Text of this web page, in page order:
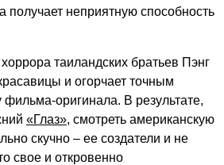
получает неприятную способность
таиландских братьев Пэнг
и огорчает точным
оригинала. В результате,
«Глаз», смотреть американскую
скучно – ее создатели и не
свое и откровенно